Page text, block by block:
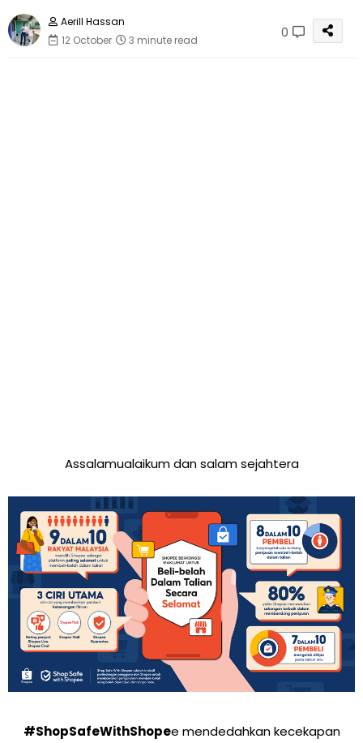
Aerill Hassan
12 October
3 minute read 0
Assalamualaikum dan salam sejahtera
#ShopSafeWithShopee mendedahkan kecekapan